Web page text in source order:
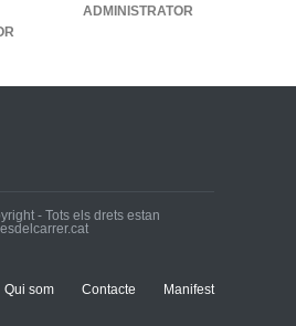
ADMINISTRATOR
- Tots els drets estan
Qui som Contacte Manifest